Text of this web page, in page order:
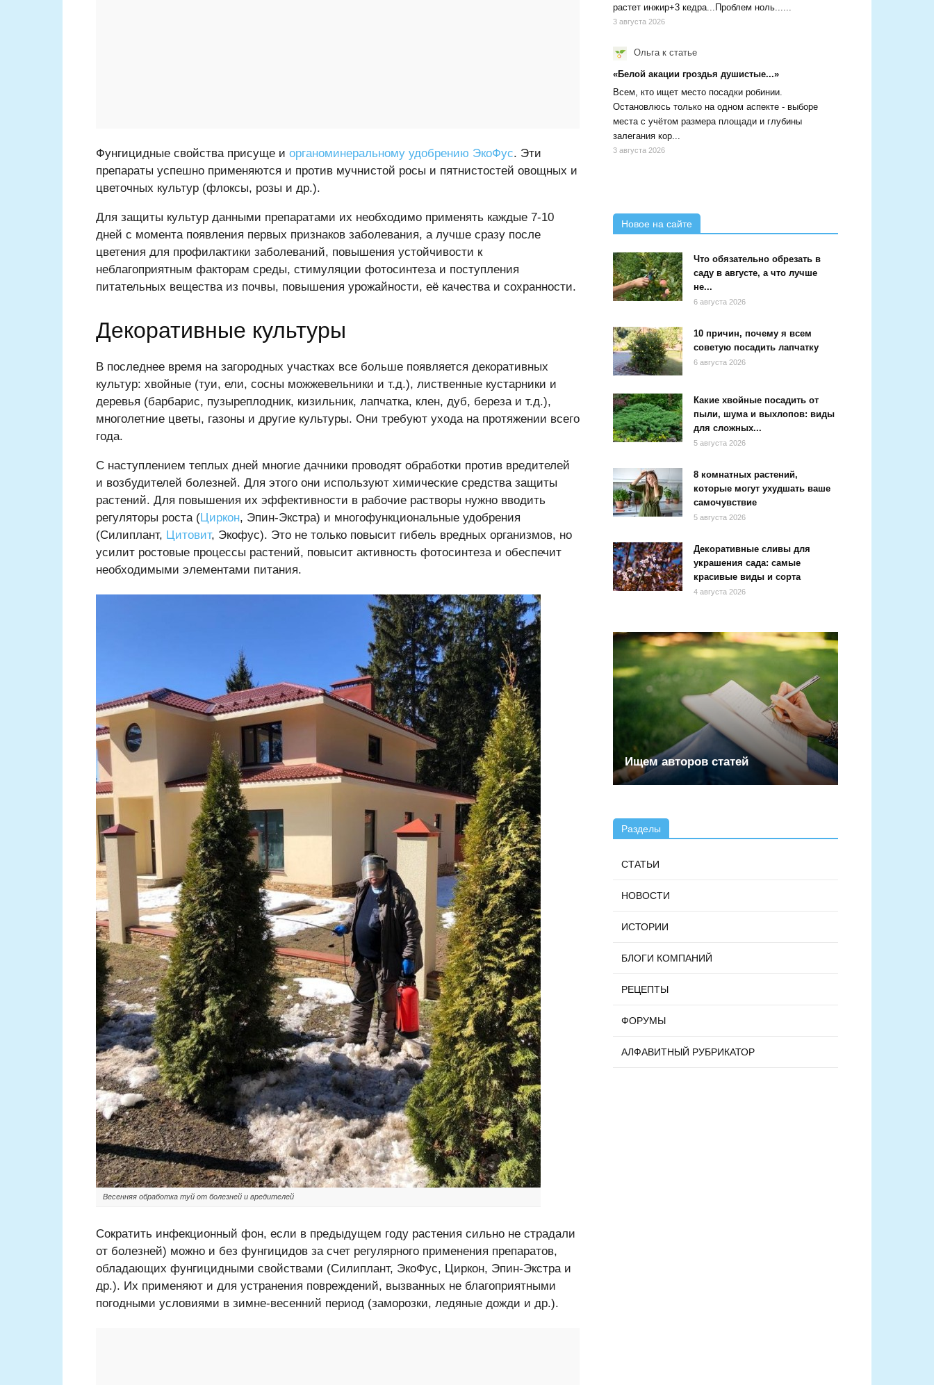
Фунгицидные свойства присуще и органоминеральному удобрению ЭкоФус. Эти
препараты успешно применяются и против мучнистой росы и пятнистостей овощных и
цветочных культур (флоксы, розы и др.).
Для защиты культур данными препаратами их необходимо применять каждые 7-10
дней с момента появления первых признаков заболевания, а лучше сразу после
цветения для профилактики заболеваний, повышения устойчивости к
неблагоприятным факторам среды, стимуляции фотосинтеза и поступления
питательных вещества из почвы, повышения урожайности, её качества и сохранности.
Декоративные культуры
В последнее время на загородных участках все больше появляется декоративных
культур: хвойные (туи, ели, сосны можжевельники и т.д.), лиственные кустарники и
деревья (барбарис, пузыреплодник, кизильник, лапчатка, клен, дуб, береза и т.д.),
многолетние цветы, газоны и другие культуры. Они требуют ухода на протяжении всего
года.
С наступлением теплых дней многие дачники проводят обработки против вредителей
и возбудителей болезней. Для этого они используют химические средства защиты
растений. Для повышения их эффективности в рабочие растворы нужно вводить
регуляторы роста (Циркон, Эпин-Экстра) и многофункциональные удобрения
(Силиплант, Цитовит, Экофус). Это не только повысит гибель вредных организмов, но
усилит ростовые процессы растений, повысит активность фотосинтеза и обеспечит
необходимыми элементами питания.
Весенняя обработка туй от болезней и вредителей
Сократить инфекционный фон, если в предыдущем году растения сильно не страдали
от болезней) можно и без фунгицидов за счет регулярного применения препаратов,
обладающих фунгицидными свойствами (Силиплант, ЭкоФус, Циркон, Эпин-Экстра и
др.). Их применяют и для устранения повреждений, вызванных не благоприятными
погодными условиями в зимне-весенний период (заморозки, ледяные дожди и др.).
растет инжир+3 кедра...Проблем ноль......
3 августа 2026
Ольгак статье
«Белой акации гроздья душистые...»
Всем, кто ищет место посадки робинии.
Остановлюсь только на одном аспекте - выборе
места с учётом размера площади и глубины
залегания кор...
3 августа 2026
Новое на сайте
Что обязательно обрезать в
саду в августе, а что лучше
не...
6 августа 2026
10 причин, почему я всем
советую посадить лапчатку
6 августа 2026
Какие хвойные посадить от
пыли, шума и выхлопов: виды
для сложных...
5 августа 2026
8 комнатных растений,
которые могут ухудшать ваше
самочувствие
5 августа 2026
Декоративные сливы для
украшения сада: самые
красивые виды и сорта
4 августа 2026
Ищем авторов статей
Разделы
СТАТЬИ
НОВОСТИ
ИСТОРИИ
БЛОГИ КОМПАНИЙ
РЕЦЕПТЫ
ФОРУМЫ
АЛФАВИТНЫЙ РУБРИКАТОР